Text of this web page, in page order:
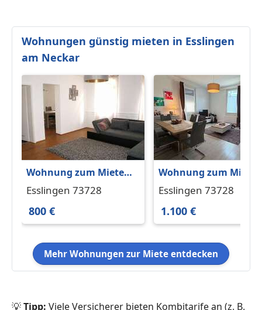
Wohnungen günstig mieten in Esslingen
am Neckar
Wohnung zum Mieten
in Esslingen 800 € 74 m²
Esslingen 73728
800 €
Wohnung zum Mieten
in Esslingen 1.100 € 80
Esslingen 73728
1.100 €
Mehr Wohnungen zur Miete entdecken
💡Tipp: Viele Versicherer bieten Kombitarife an (z. B.